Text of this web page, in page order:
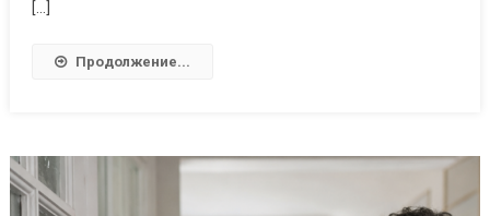
[…]
Продолжение...